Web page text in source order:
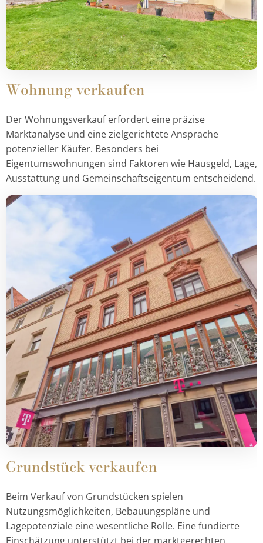
Wohnung verkaufen
Der Wohnungsverkauf erfordert eine präzise
Marktanalyse und eine zielgerichtete Ansprache
potenzieller Käufer. Besonders bei
Eigentumswohnungen sind Faktoren wie Hausgeld, Lage,
Ausstattung und Gemeinschaftseigentum entscheidend.
Grundstück verkaufen
Beim Verkauf von Grundstücken spielen
Nutzungsmöglichkeiten, Bebauungspläne und
Lagepotenziale eine wesentliche Rolle. Eine fundierte